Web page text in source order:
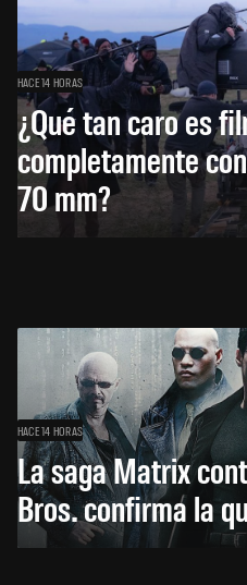
HACE 14 HORAS
¿Qué tan caro es
completamente
70 mm?
HACE 14 HORAS
La saga Matrix
Bros. confirma la